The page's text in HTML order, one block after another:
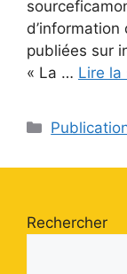
publiées sur
« La … Lire la
Catégories
Rechercher